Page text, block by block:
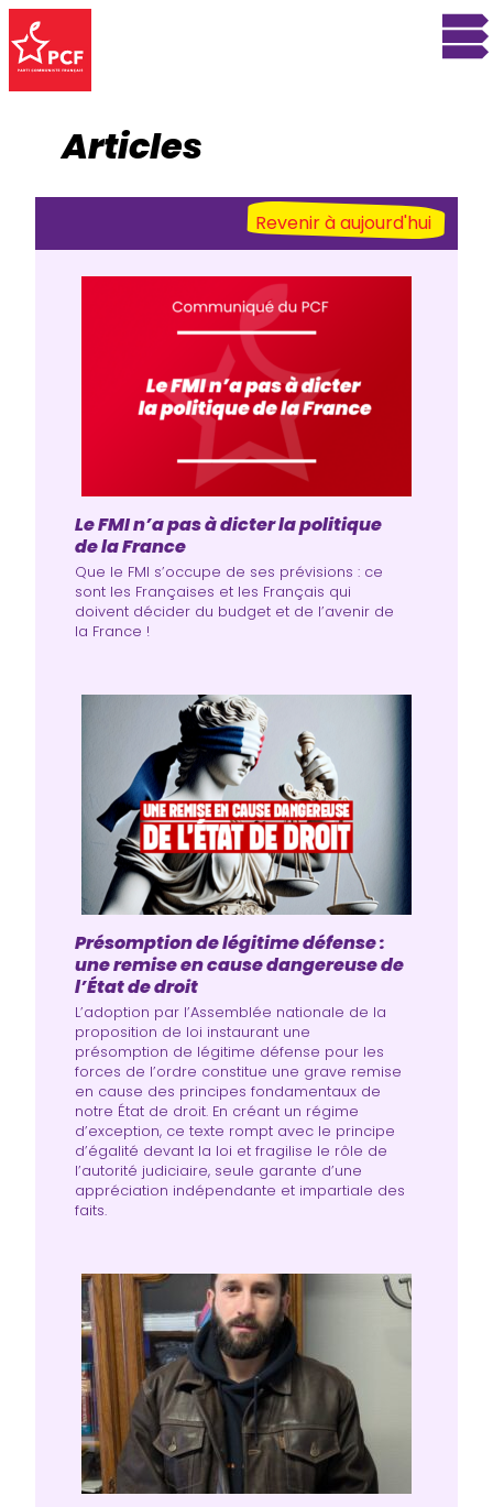
Articles
Revenir à aujourd'hui
Le FMI n’a pas à dicter la politique
de la France
Que le FMI s’occupe de ses prévisions : ce
sont les Françaises et les Français qui
doivent décider du budget et de l’avenir de
la France !
Présomption de légitime défense :
une remise en cause dangereuse de
l’État de droit
L’adoption par l’Assemblée nationale de la
proposition de loi instaurant une
présomption de légitime défense pour les
forces de l’ordre constitue une grave remise
en cause des principes fondamentaux de
notre État de droit. En créant un régime
d’exception, ce texte rompt avec le principe
d’égalité devant la loi et fragilise le rôle de
l’autorité judiciaire, seule garante d’une
appréciation indépendante et impartiale des
faits.